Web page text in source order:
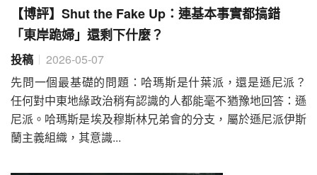
【博評】Shut the Fake Up：連基本事實都搞錯
「東岸跪婦」還剩下什麼？
投稿
2026-05-07
先問一個最基礎的問題：哈瑪斯是什葉派，還是遜尼派？
任何對中東地緣政治稍有認識的人都能毫不猶豫地回答：遜
尼派。哈瑪斯是埃及穆斯林兄弟會的分支，屬於遜尼派伊斯
蘭主義組織，其意識...